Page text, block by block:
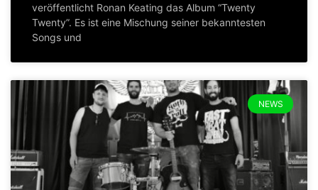
veröffentlicht Ronan Keating das Album “Twenty
Twenty”. Es ist eine Mischung seiner bekanntesten
Songs und
NEWS